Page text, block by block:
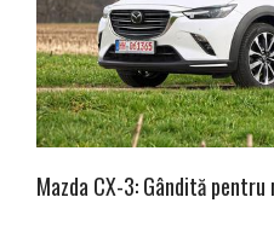
Mazda CX-3: Gândită